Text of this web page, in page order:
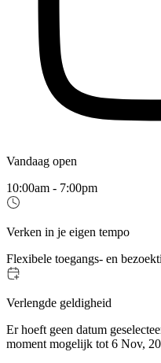
Vandaag open
10:00am - 7:00pm
Verken in je eigen tempo
Flexibele toegangs- en
Verlengde geldigheid
Er hoeft geen datum
moment mogelijk tot 6 Nov,